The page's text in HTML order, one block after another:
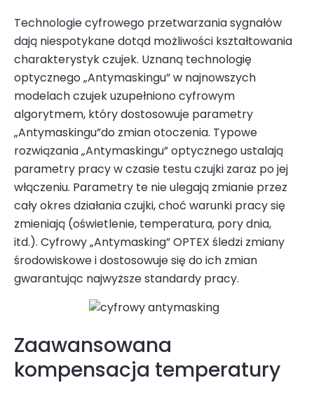
Technologie cyfrowego przetwarzania sygnałów
dają niespotykane dotąd możliwości kształtowania
charakterystyk czujek. Uznaną technologię
optycznego „Antymaskingu” w najnowszych
modelach czujek uzupełniono cyfrowym
algorytmem, który dostosowuje parametry
„Antymaskingu”do zmian otoczenia. Typowe
rozwiązania „Antymaskingu” optycznego ustalają
parametry pracy w czasie testu czujki zaraz po jej
włączeniu. Parametry te nie ulegają zmianie przez
cały okres działania czujki, choć warunki pracy się
zmieniają (oświetlenie, temperatura, pory dnia,
itd.). Cyfrowy „Antymasking” OPTEX śledzi zmiany
środowi­skowe i dostosowuje się do ich zmian
gwarantując najwyższe standardy pracy.
Zaawansowana
kompensacja temperatury